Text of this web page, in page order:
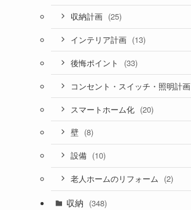
収納計画 (25)
インテリア計画 (13)
後悔ポイント (33)
コンセント・スイッチ・照明計画
スマートホーム化 (20)
壁 (8)
設備 (10)
老人ホームのリフォーム (2)
収納 (348)